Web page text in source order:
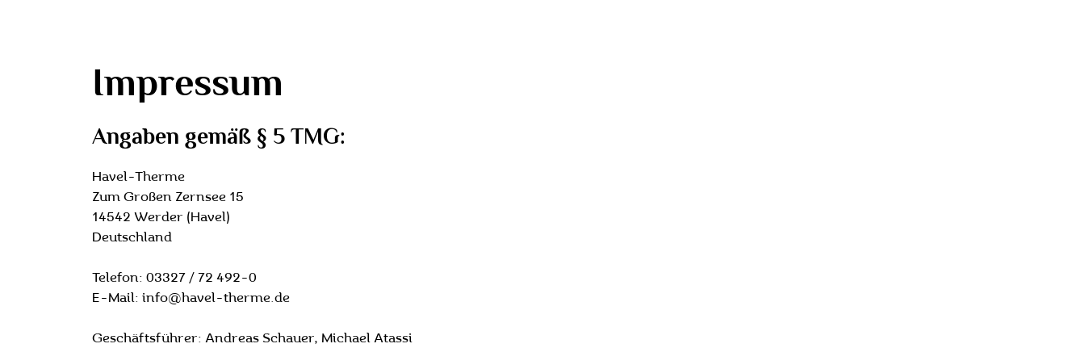
Impressum
Angaben gemäß § 5 TMG:
Havel-Therme
Zum Großen Zernsee 15
14542 Werder (Havel)
Deutschland
Telefon: 03327 / 72 492-0
E-Mail: info@havel-therme.de
Geschäftsführer: Andreas Schauer, Michael Atassi